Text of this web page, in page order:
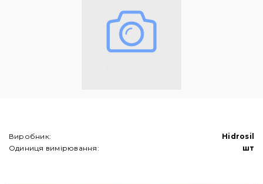
Виробник:
Hidrosil
Одиниця вимірювання:
шт